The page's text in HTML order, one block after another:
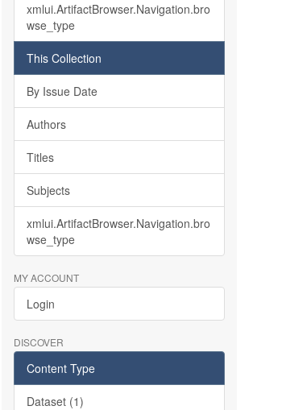
xmlui.ArtifactBrowser.Navigation.bro
wse_type
This Collection
By Issue Date
Authors
Titles
Subjects
xmlui.ArtifactBrowser.Navigation.bro
wse_type
MY ACCOUNT
Login
DISCOVER
Content Type
Dataset (1)